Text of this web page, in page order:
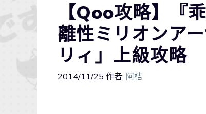
【Qoo攻略】『
離性ミリオンア
リィ」上級攻略
2014/11/25 作者: 阿桔